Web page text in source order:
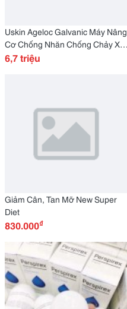
Uskin Ageloc Galvanic Máy Nâng
Cơ Chống Nhăn Chống Chảy Xệ
Hiệu Quả 100%
6,7 triệu
Giảm Cân, Tan Mỡ New Super
Diet
830.000₫